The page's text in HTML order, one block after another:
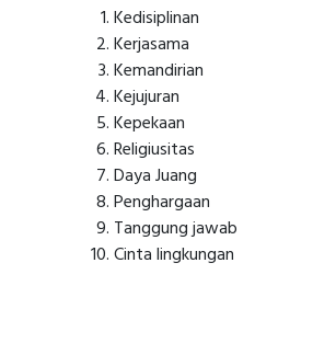
Kedisiplinan
Kerjasama
Kemandirian
Kejujuran
Kepekaan
Religiusitas
Daya Juang
Penghargaan
Tanggung jawab
Cinta lingkungan